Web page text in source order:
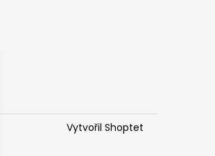
Vytvořil Shoptet